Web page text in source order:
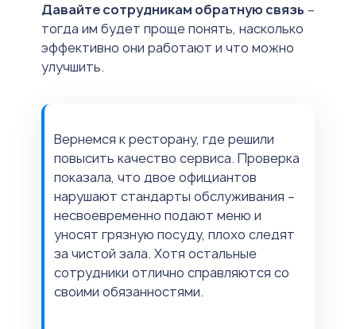
Давайте сотрудникам обратную связь –
тогда им будет проще понять, насколько
эффективно они работают и что можно
улучшить.
Вернемся к ресторану, где решили
повысить качество сервиса. Проверка
показала, что двое официантов
нарушают стандарты обслуживания –
несвоевременно подают меню и
уносят грязную посуду, плохо следят
за чистой зала. Хотя остальные
сотрудники отлично справляются со
своими обязанностями.